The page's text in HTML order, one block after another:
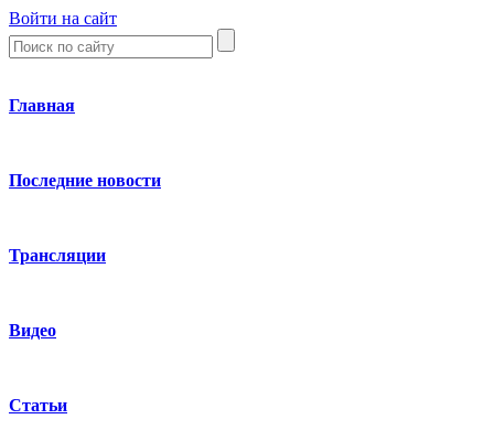
Войти на сайт
Главная
Последние новости
Трансляции
Видео
Статьи